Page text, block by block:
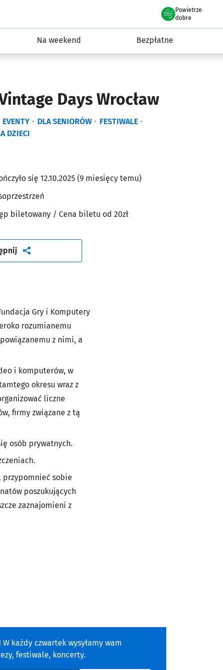
Powietrze
we Wrocławiu
dobre
Na weekend Bezpłatne
Days Wrocław
EVENTY DLA SENIORÓW
FESTIWALE
DZIECI
się 12.10.2025 (9 miesięcy temu)
biletowany / Cena biletu od 20zł
artykuł
Gry i Komputery
rozumianemu
z nimi, a
i komputerów, w
okresu wraz z
liczne
firmy związane z tą
osób prywatnych.
przypomnieć sobie
poszukujących
zaznajomieni z
każdy czwartek wysyłamy wam
festiwale, koncerty.